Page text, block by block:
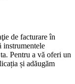
de facturare în
instrumentele
Pentru a vă oferi un
și adăugăm